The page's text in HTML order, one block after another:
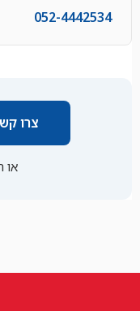
052-4442534
צרו
או